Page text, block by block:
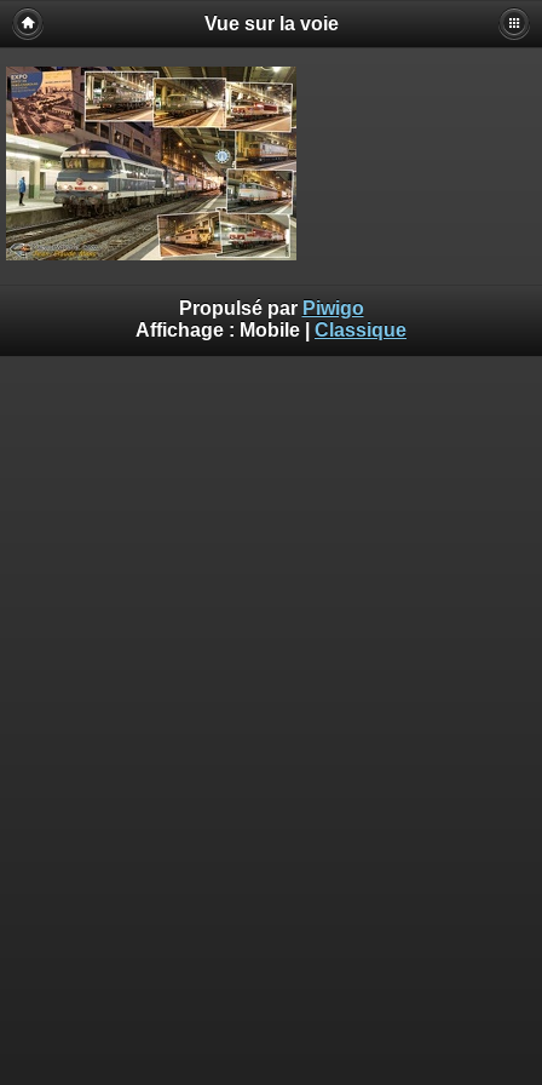
Vue sur la voie
Propulsé par Piwigo
Affichage : Mobile Classique